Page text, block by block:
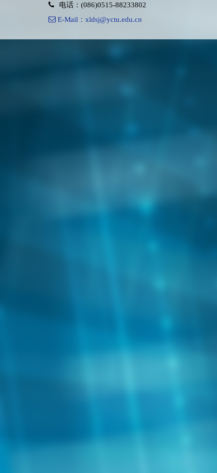
电话：(086)0515-88233802
E-Mail：xldsj@yctu.edu.cn